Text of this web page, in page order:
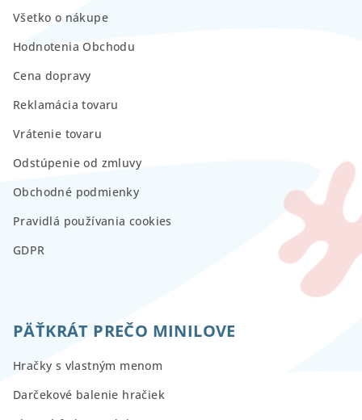
Všetko o nákupe
Hodnotenia Obchodu
Cena dopravy
Reklamácia tovaru
Vrátenie tovaru
Odstúpenie od zmluvy
Obchodné podmienky
Pravidlá používania cookies
GDPR
PÄŤKRÁT PREČO MINILOVE
Hračky s vlastným menom
Darčekové balenie hračiek